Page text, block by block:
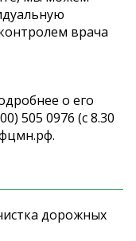
врача
о его
505­ 09­76 (с 8.30
дорожных